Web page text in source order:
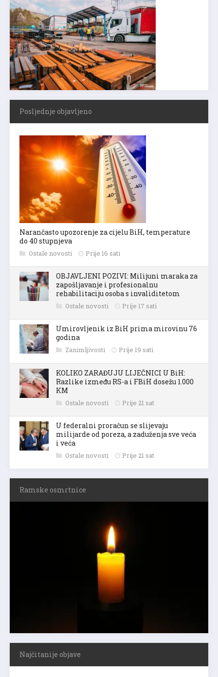
Posljednje objavljeno
Narančasto upozorenje za cijelu BiH, temperature
do 40 stupnjeva
Ostale novosti Prije 16 sati
OBJAVLJENI POZIVI: Milijuni maraka za
zapošljavanje i profesionalnu
rehabilitaciju osoba s invaliditetom
Ostale novosti Prije 17 sati
Umirovljenik iz BiH prima mirovinu 76
godina
Zanimljivosti Prije 19 sati
KOLIKO ZARAĐUJU LIJEČNICI U BiH:
Razlike između RS-a i FBiH dosežu 1.000
KM
Ostale novosti Prije 21 sat
U federalni proračun se slijevaju
milijarde od poreza, a zaduženja sve veća
i veća
Ostale novosti Prije 21 sat
Ramske osmrtnice
Najčitanije objave